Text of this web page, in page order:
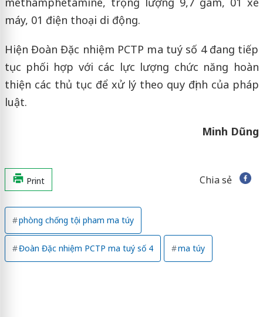
máy, 01 điện thoại di động.
Hiện Đoàn Đặc nhiệm PCTP ma tuý số 4 đang tiếp
tục phối hợp với các lực lượng chức năng hoàn
thiện các thủ tục để xử lý theo quy định của pháp
luật.
Minh Dũng
Print Chia sẻ
phòng chống tội pham ma túy
Đoàn Đặc nhiệm PCTP ma tuý số 4 ma túy